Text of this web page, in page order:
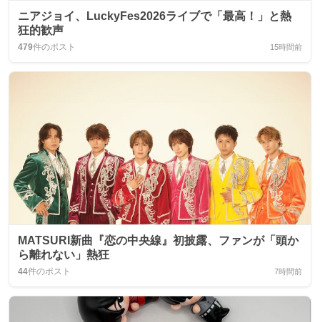
ニアジョイ、LuckyFes2026ライブで「最高！」と熱
狂的歓声
479件のポスト 15時間前
MATSURI新曲『恋の中央線』初披露、ファンが「頭か
ら離れない」熱狂
44件のポスト 7時間前